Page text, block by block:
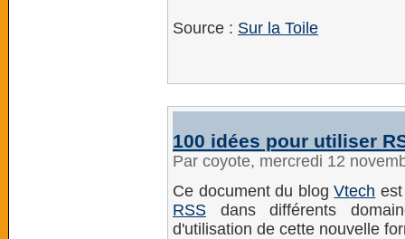
Source : Sur la Toile
100 idées pour utiliser
Par coyote, mercredi 12
Ce document du blogVtech
RSS dans différents
d'utilisation de cette nouvelle